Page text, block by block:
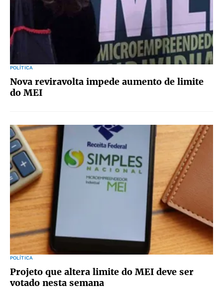
POLÍTICA
Nova reviravolta impede aumento de limite
do MEI
POLÍTICA
Projeto que altera limite do MEI deve ser
votado nesta semana